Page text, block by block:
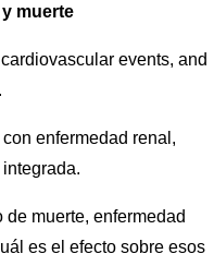
muerte
events, and
enfermedad renal,
muerte, enfermedad
es el efecto sobre esos